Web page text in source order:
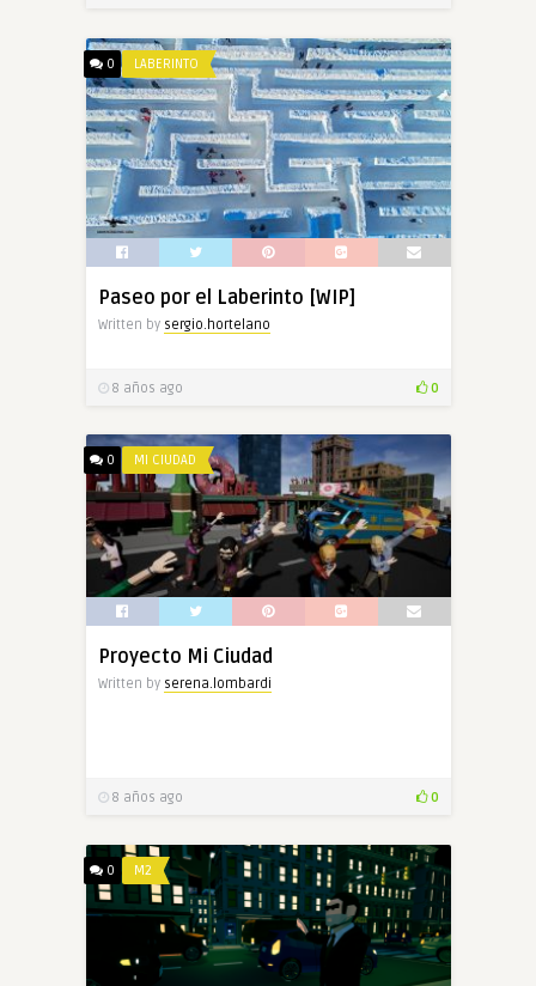
0 LABERINTO
Paseo por el Laberinto [WIP]
Written by sergio.hortelano
8 años ago 0
0 MI CIUDAD
Proyecto Mi Ciudad
Written by serena.lombardi
8 años ago 0
0 M2